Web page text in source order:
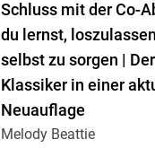
Schluss mit der Co-
du lernst,
selbst zu sorgen |
Klassiker in einer
Neuauflage
Melody Beattie